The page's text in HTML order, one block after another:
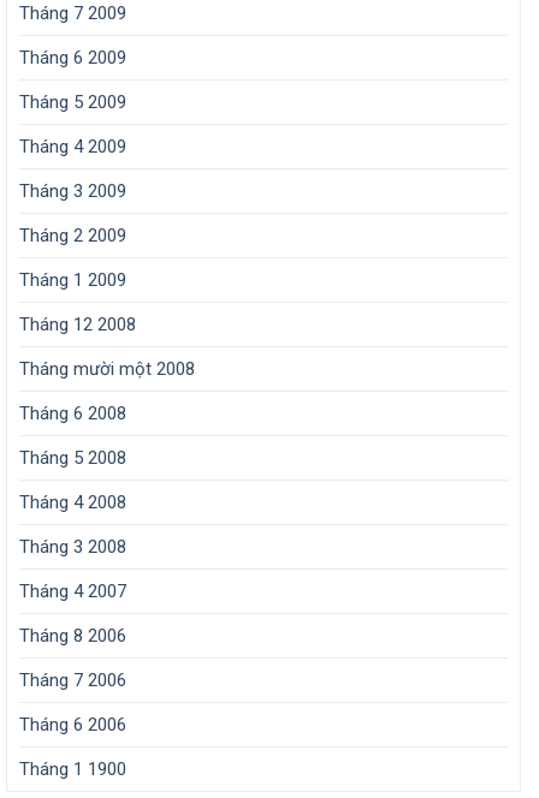
Tháng 7 2009
Tháng 6 2009
Tháng 5 2009
Tháng 4 2009
Tháng 3 2009
Tháng 2 2009
Tháng 1 2009
Tháng 12 2008
Tháng mười một 2008
Tháng 6 2008
Tháng 5 2008
Tháng 4 2008
Tháng 3 2008
Tháng 4 2007
Tháng 8 2006
Tháng 7 2006
Tháng 6 2006
Tháng 1 1900